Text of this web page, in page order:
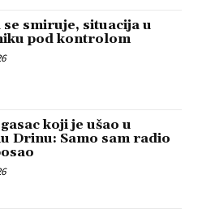
smiruje, situacija u
pod kontrolom
koji je ušao u
Drinu: Samo sam radio